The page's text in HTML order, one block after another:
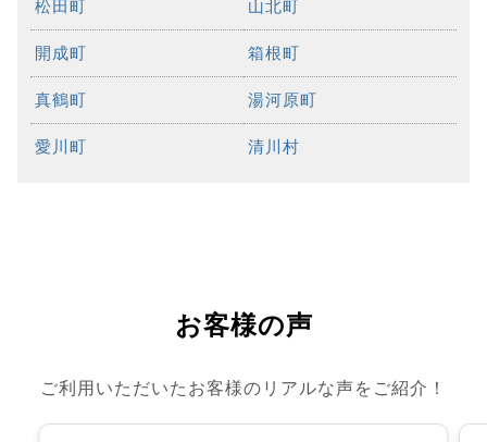
松田町 山北町
開成町 箱根町
真鶴町 湯河原町
愛川町 清川村
お客様の声
ご利用いただいたお客様のリアルな声をご紹介！